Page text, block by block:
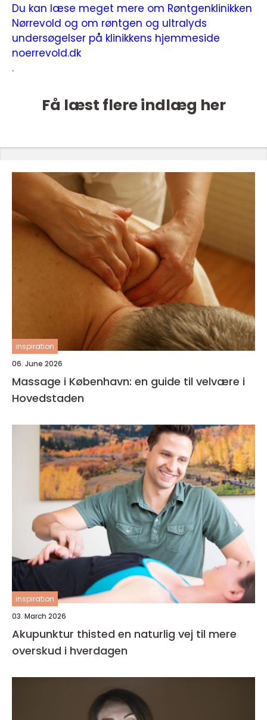
Du kan læse meget mere om Røntgenklinikken
Nørrevold og om røntgen og ultralyds
undersøgelser på klinikkens hjemmeside
noerrevold.dk
.
Få læst flere indlæg her
inspiration
06. June 2026
Massage i København: en guide til velvære i
Hovedstaden
inspiration
03. March 2026
Akupunktur thisted en naturlig vej til mere
overskud i hverdagen